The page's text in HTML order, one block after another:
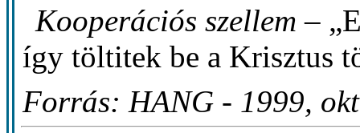
Kooperációs szellem –
így töltitek be a Krisztus
Forrás: HANG - 1999,